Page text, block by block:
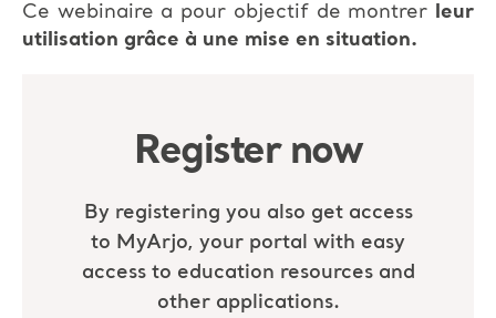
Ce webinaire a pour objectif de montrer
leur
utilisation grâce à une mise en situation.